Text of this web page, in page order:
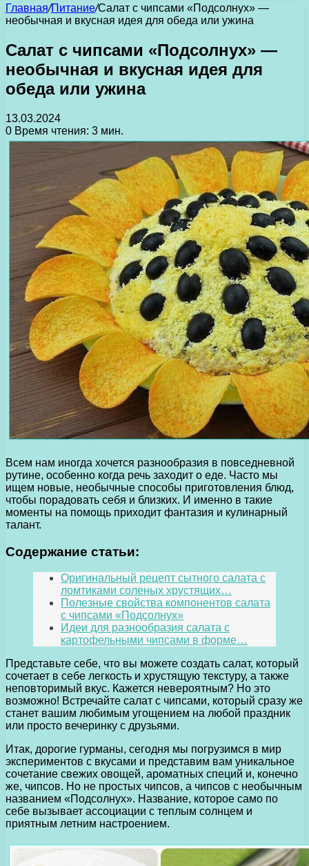
Главная/Питание/Салат с чипсами «Подсолнух» —
необычная и вкусная идея для обеда или ужина
Салат с чипсами «Подсолнух» —
необычная и вкусная идея для
обеда или ужина
13.03.2024
0 Время чтения: 3 мин.
Всем нам иногда хочется разнообразия в повседневной
рутине, особенно когда речь заходит о еде. Часто мы
ищем новые, необычные способы приготовления блюд,
чтобы порадовать себя и близких. И именно в такие
моменты на помощь приходит фантазия и кулинарный
талант.
Содержание статьи:
Оригинальный рецепт сытного салата с
ломтиками соленых хрустящих…
Полезные свойства компонентов салата
с чипсами «Подсолнух»
Идеи для разнообразия салата с
картофельными чипсами в форме…
Представьте себе, что вы можете создать салат, который
сочетает в себе легкость и хрустящую текстуру, а также
неповторимый вкус. Кажется невероятным? Но это
возможно! Встречайте салат с чипсами, который сразу же
станет вашим любимым угощением на любой праздник
или просто вечеринку с друзьями.
Итак, дорогие гурманы, сегодня мы погрузимся в мир
экспериментов с вкусами и представим вам уникальное
сочетание свежих овощей, ароматных специй и, конечно
же, чипсов. Но не простых чипсов, а чипсов с необычным
названием «Подсолнух». Название, которое само по
себе вызывает ассоциации с теплым солнцем и
приятным летним настроением.